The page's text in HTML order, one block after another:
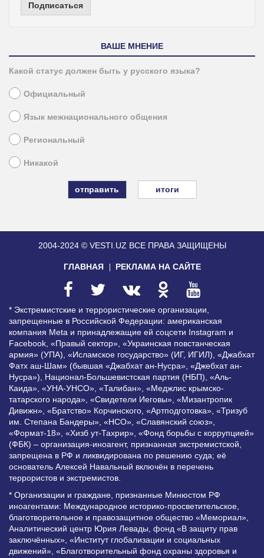
Подписаться
ВАШЕ МНЕНИЕ
Какой статус должен быть у русского языка?
Официальный
Язык межнационального общения
Региональный
Никакой
итоги
2004-2024 © VESTI.UZ ВСЕ ПРАВА ЗАЩИЩЕНЫ
ГЛАВНАЯ РЕКЛАМА НА САЙТЕ
* Экстремистские и террористические организации,
запрещенные в Российской Федерации: американская
компания Meta и принадлежащие ей соцсети Instagram и
Facebook, «Правый сектор», «Украинская повстанческая
армия» (УПА), «Исламское государство» (ИГ, ИГИЛ), «Джабхат
Фатх аш-Шам» (бывшая «Джабхат ан-Нусра», «Джебхат ан-
Нусра»), Национал-Большевистская партия (НБП), «Аль-
Каида», «УНА-УНСО», «Талибан», «Меджлис крымско-
татарского народа», «Свидетели Иеговы», «Мизантропик
Дивижн», «Братство» Корчинского, «Артподготовка», «Тризуб
им. Степана Бандеры», «НСО», «Славянский союз»,
«Формат-18», «Хизб ут-Тахрир», «Фонд борьбы с коррупцией»
(ФБК) – организация-иноагент, признанная экстремистской,
запрещена в РФ и ликвидирована по решению суда; её
основатель Алексей Навальный включён в перечень
террористов и экстремистов.
* Организации и граждане, признанные Минюстом РФ
иноагентами: Международное историко-просветительское,
благотворительное и правозащитное общество «Мемориал»,
Аналитический центр Юрия Левады, фонд «В защиту прав
заключённых», «Институт глобализации и социальных
движений», «Благотворительный фонд охраны здоровья и